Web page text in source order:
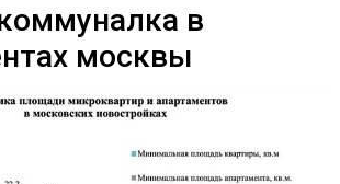
в
москвы